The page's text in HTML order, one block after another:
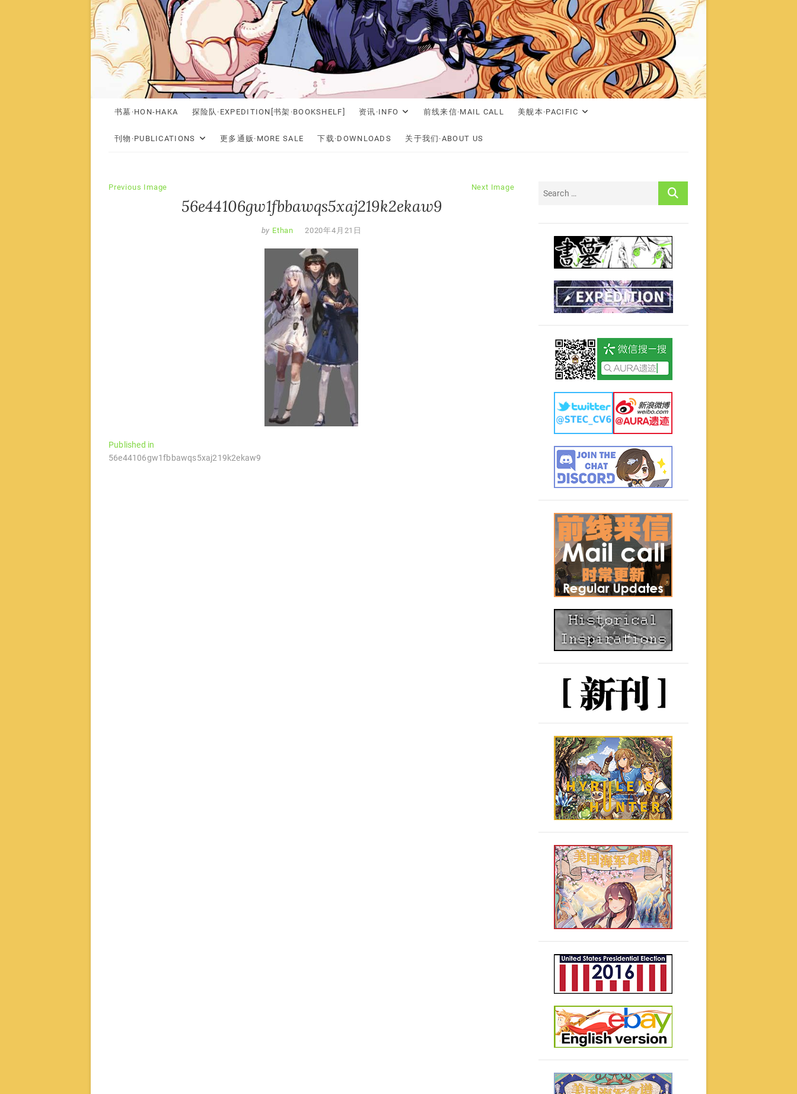
书墓·HON-HAKA 探险队·EXPEDITION[书架·BOOKSHELF] 资讯·INFO 前线来信·MAIL CALL 美舰本·PACIFIC
刊物·PUBLICATIONS 更多通贩·MORE SALE 下载·DOWNLOADS 关于我们·ABOUT US
Previous Image Next Image
56e44106gw1fbbawqs5xaj219k2ekaw9
by Ethan 2020年4月21日
文
章
Published in
56e44106gw1fbbawqs5xaj219k2ekaw9